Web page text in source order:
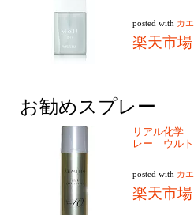
posted with カ
楽天市場
お勧めスプレー
リアル化学
レー ウル
posted with カ
楽天市場